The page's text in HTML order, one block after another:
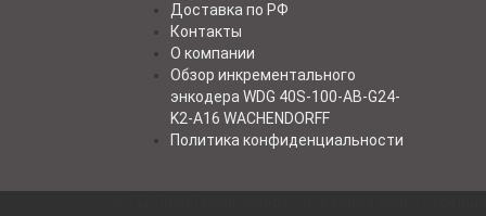
Доставка по РФ
Контакты
О компании
Обзор инкрементального
энкодера WDG 40S-100-AB-G24-
K2-A16 WACHENDORFF
Политика конфиденциальности